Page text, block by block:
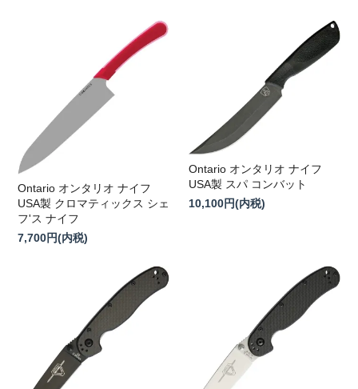
Ontario オンタリオ ナイフ
USA製 クロマティックス シェ
フ'ス ナイフ
7,700円(内税)
Ontario オンタリオ ナイフ
USA製 スパ コンバット
10,100円(内税)